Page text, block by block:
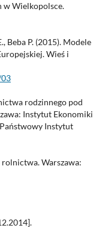
w Wielkopolsce.
Beba P. (2015). Modele
Wieś i
rodzinnego pod
Instytut Ekonomiki
Instytut
rolnictwa. Warszawa: